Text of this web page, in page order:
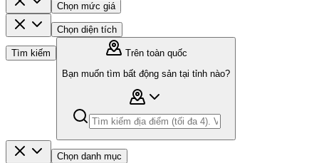
Chọn mức giá
Chọn diện tích
Tìm kiếm
Trên toàn quốc
Bạn muốn tìm bất động sản tại tỉnh nào?
Chọn danh mục